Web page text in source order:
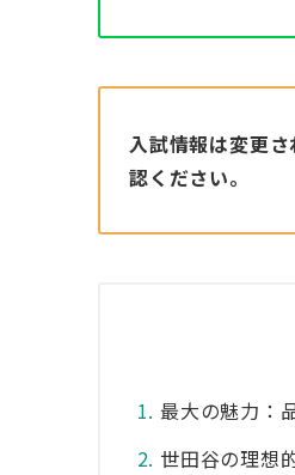
入試情報は変更
認ください。
最大の魅力：
世田谷の理想